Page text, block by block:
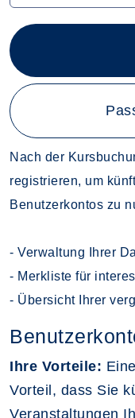
Nach der
registrieren, um
Benutzerkontos zu
- Verwaltung Ihrer
- Merkliste für
- Übersicht Ihrer
Ihre Vorteile:
Vorteil, dass Sie
Veranstaltungen